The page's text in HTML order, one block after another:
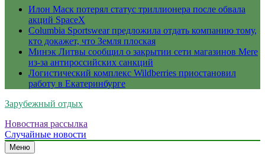
Илон Маск потерял статус триллионера после обвала
акций SpaceX
Columbia Sportswear предложила отдать компанию тому,
кто докажет, что Земля плоская
Минэк Литвы сообщил о закрытии сети магазинов Mere
из-за антироссийских санкций
Логистический комплекс Wildberries приостановил
работу в Екатеринбурге
Зарубежный отдых
Новостная рассылка
Случайные новости
Меню